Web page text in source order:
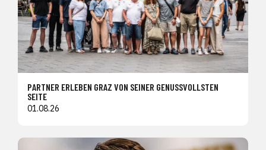
PARTNER ERLEBEN GRAZ VON SEINER GENUSSVOLLSTEN
SEITE
01.08.26